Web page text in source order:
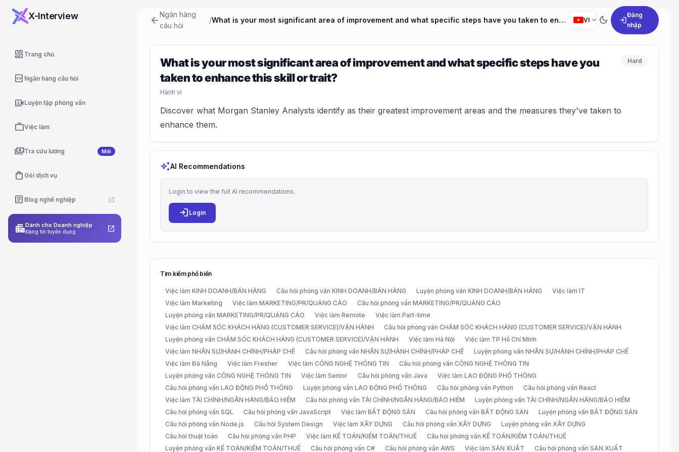
X-Interview
dashboard Trang chủ
code_blocks Ngân hàng câu hỏi
video_camera_frontLuyện tập phỏng vấn
workViệc làm
paymentsTra cứu lương Mới
shopping_bag Gói dịch vụ
article Blog nghề nghiệp open_in_new
apartmentDành cho Doanh nghiệp
Đăng tin tuyển dụng open_in_new
arrow_backNgân hàng
câu hỏi
/ What is your most significant area of improvement and what specific steps have you taken to enhance this skill or trait? VI expand_more dark_mode login
Đăng
nhập
What is your most significant area of improvement and what specific steps have you
taken to enhance this skill or trait?
Hành vi
Hard
Discover what Morgan Stanley Analysts identify as their greatest improvement areas and the measures they've taken to
enhance them.
auto_awesomeAI Recommendations
Login to view the full AI recommendations.
login Login
Tìm kiếm phổ biến
Việc làm KINH DOANH/BÁN HÀNG Câu hỏi phỏng vấn KINH DOANH/BÁN HÀNG Luyện phỏng vấn KINH DOANH/BÁN HÀNG
Việc làm IT
Việc làm Marketing
Việc làm MARKETING/PR/QUẢNG CÁO
Câu hỏi phỏng vấn MARKETING/PR/QUẢNG CÁO
Luyện phỏng vấn MARKETING/PR/QUẢNG CÁO
Việc làm Remote
Việc làm Part-time
Việc làm CHĂM SÓC KHÁCH HÀNG (CUSTOMER SERVICE)/VẬN HÀNH
Câu hỏi phỏng vấn CHĂM SÓC KHÁCH HÀNG (CUSTOMER SERVICE)/VẬN HÀNH
Luyện phỏng vấn CHĂM SÓC KHÁCH HÀNG (CUSTOMER SERVICE)/VẬN HÀNH
Việc làm Hà Nội
Việc làm TP Hồ Chí Minh
Việc làm NHÂN SỰ/HÀNH CHÍNH/PHÁP CHẾ
Câu hỏi phỏng vấn NHÂN SỰ/HÀNH CHÍNH/PHÁP CHẾ
Luyện phỏng vấn NHÂN SỰ/HÀNH CHÍNH/PHÁP CHẾ
Việc làm Đà Nẵng
Việc làm Fresher Việc làm CÔNG NGHỆ THÔNG TIN
Câu hỏi phỏng vấn CÔNG NGHỆ THÔNG TIN
Luyện phỏng vấn CÔNG NGHỆ THÔNG TIN
Việc làm Senior Câu hỏi phỏng vấn Java
Việc làm LAO ĐỘNG PHỔ THÔNG
Câu hỏi phỏng vấn LAO ĐỘNG PHỔ THÔNG
Luyện phỏng vấn LAO ĐỘNG PHỔ THÔNG Câu hỏi phỏng vấn Python
Câu hỏi phỏng vấn React
Việc làm TÀI CHÍNH/NGÂN HÀNG/BẢO HIỂM
Câu hỏi phỏng vấn TÀI CHÍNH/NGÂN HÀNG/BẢO HIỂM
Luyện phỏng vấn TÀI CHÍNH/NGÂN HÀNG/BẢO HIỂM
Câu hỏi phỏng vấn SQL
Câu hỏi phỏng vấn JavaScript Việc làm BẤT ĐỘNG SẢN Câu hỏi phỏng vấn BẤT ĐỘNG SẢN
Luyện phỏng vấn BẤT ĐỘNG SẢN
Câu hỏi phỏng vấn Node.js
Câu hỏi System Design Việc làm XÂY DỰNG Câu hỏi phỏng vấn XÂY DỰNG
Luyện phỏng vấn XÂY DỰNG
Câu hỏi thuật toán
Câu hỏi phỏng vấn PHP Việc làm KẾ TOÁN/KIỂM TOÁN/THUẾ
Câu hỏi phỏng vấn KẾ TOÁN/KIỂM TOÁN/THUẾ
Luyện phỏng vấn KẾ TOÁN/KIỂM TOÁN/THUẾ
Câu hỏi phỏng vấn C# Câu hỏi phỏng vấn AWS Việc làm SẢN XUẤT Câu hỏi phỏng vấn SẢN XUẤT